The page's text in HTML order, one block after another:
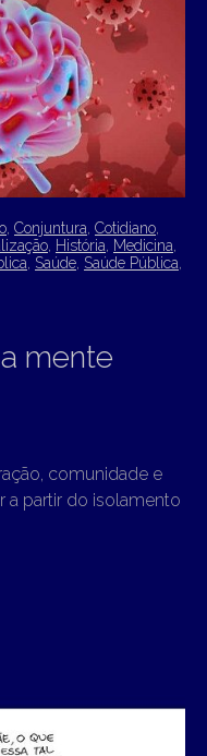
Conjuntura Cotidiano
História Medicina
Saúde Saúde Pública
mente
comunidade e
partir do isolamento